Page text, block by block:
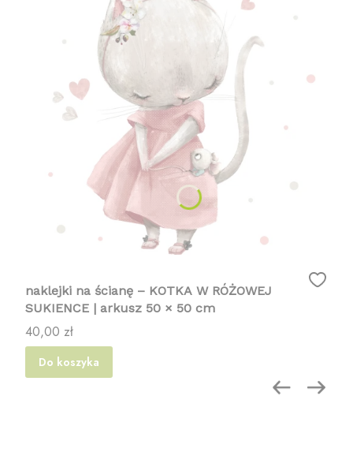
naklejki na ścianę – KOTKA W RÓŻOWEJ
SUKIENCE | arkusz 50 × 50 cm
Cena
40,00 zł
Do koszyka